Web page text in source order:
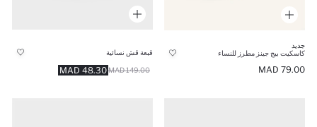
جديد
كاسكيت بيج جينز مطرز للنساء
79.00 MAD
قبعة قش نسائية
48.30 MAD 149.00 MAD